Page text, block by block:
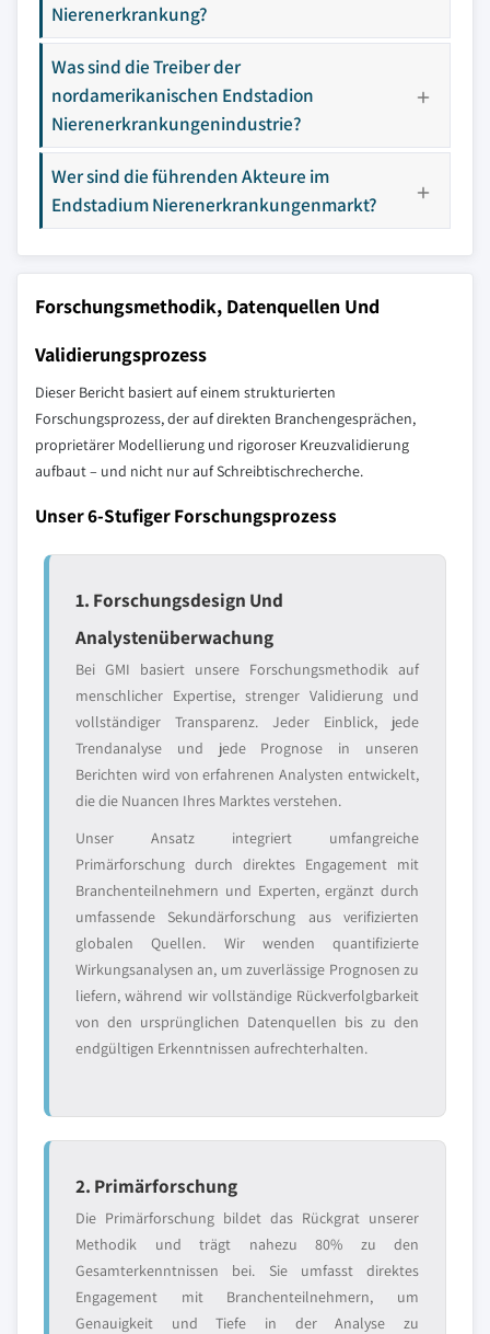
Nierenerkrankung?
Was sind die Treiber der
nordamerikanischen Endstadion
Nierenerkrankungenindustrie?
Wer sind die führenden Akteure im
Endstadium Nierenerkrankungenmarkt?
Forschungsmethodik, Datenquellen Und
Validierungsprozess
Dieser Bericht basiert auf einem strukturierten
Forschungsprozess, der auf direkten Branchengesprächen,
proprietärer Modellierung und rigoroser Kreuzvalidierung
aufbaut – und nicht nur auf Schreibtischrecherche.
Unser 6-Stufiger Forschungsprozess
1. Forschungsdesign Und
Analystenüberwachung
Bei GMI basiert unsere Forschungsmethodik auf
menschlicher Expertise, strenger Validierung und
vollständiger Transparenz. Jeder Einblick, jede
Trendanalyse und jede Prognose in unseren
Berichten wird von erfahrenen Analysten entwickelt,
die die Nuancen Ihres Marktes verstehen.
Unser Ansatz integriert umfangreiche
Primärforschung durch direktes Engagement mit
Branchenteilnehmern und Experten, ergänzt durch
umfassende Sekundärforschung aus verifizierten
globalen Quellen. Wir wenden quantifizierte
Wirkungsanalysen an, um zuverlässige Prognosen zu
liefern, während wir vollständige Rückverfolgbarkeit
von den ursprünglichen Datenquellen bis zu den
endgültigen Erkenntnissen aufrechterhalten.
2. Primärforschung
Die Primärforschung bildet das Rückgrat unserer
Methodik und trägt nahezu 80% zu den
Gesamterkenntnissen bei. Sie umfasst direktes
Engagement mit Branchenteilnehmern, um
Genauigkeit und Tiefe in der Analyse zu